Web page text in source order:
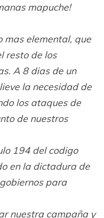
mapuche!
mas elemental, que
resto de los
A 8 dias de un
la necesidad de
los ataques de
de nuestros
194 del codigo
en la dictadura de
para
nuestra campaña y